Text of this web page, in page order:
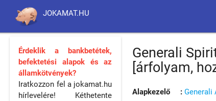
JOKAMAT.HU
Generali
[árfolyam,
Alapkezelő : Generali
Érdeklik a bankbetétek,
befektetési alapok és az
államkötvények?
Iratkozzon fel a jokamat.hu
hírlevelére! Kéthetente